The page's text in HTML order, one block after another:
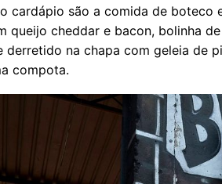
cardápio são a comida de boteco
queijo cheddar e bacon, bolinha
derretido na chapa com geleia de
compota.